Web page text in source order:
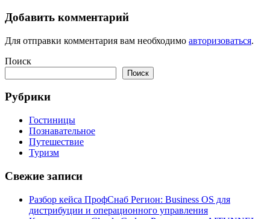
Добавить комментарий
Для отправки комментария вам необходимо авторизоваться.
Поиск
Поиск
Рубрики
Гостиницы
Познавательное
Путешествие
Туризм
Свежие записи
Разбор кейса ПрофСнаб Регион: Business OS для
дистрибуции и операционного управления